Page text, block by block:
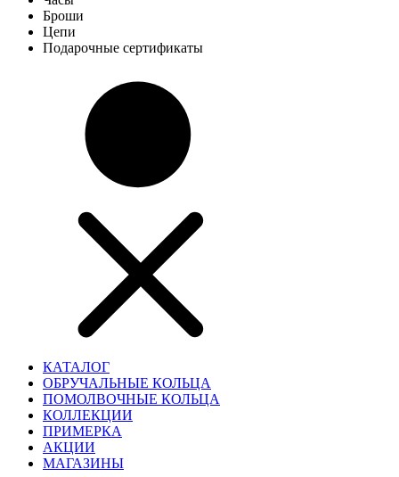
Броши
Цепи
Подарочные сертификаты
КАТАЛОГ
ОБРУЧАЛЬНЫЕ КОЛЬЦА
ПОМОЛВОЧНЫЕ КОЛЬЦА
КОЛЛЕКЦИИ
ПРИМЕРКА
АКЦИИ
МАГАЗИНЫ